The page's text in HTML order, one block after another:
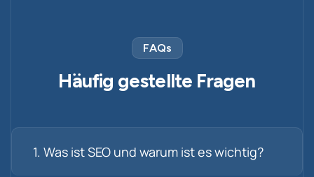
FAQs
Häufig gestellte Fragen
1. Was ist SEO und warum ist es wichtig?